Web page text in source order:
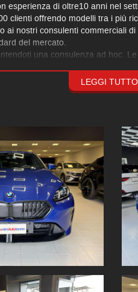
esperienza di oltre10 anni nel
clienti offrendo modelli tra i più
nostri consulenti commerciali
del mercato.
una consulenza ad hoc.
volte a garantire il massimo
all’assistenza stradale,
da 10,7"
LEGGI